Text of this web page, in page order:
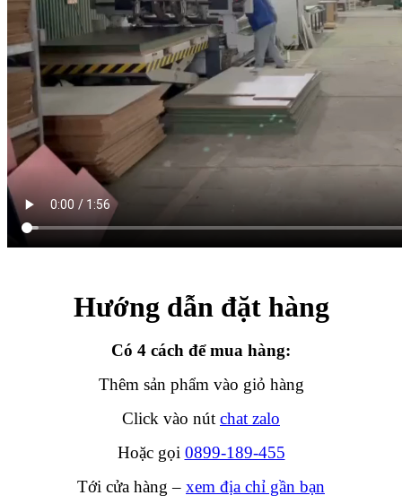
Hướng dẫn đặt hàng
Có 4 cách để mua hàng:
Thêm sản phẩm vào giỏ hàng
Click vào nút chat zalo
Hoặc gọi 0899-189-455
Tới cửa hàng – xem địa chỉ gần bạn